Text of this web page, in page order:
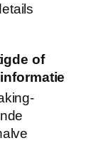
of